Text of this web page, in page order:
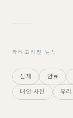
카테고리별 탐색
전체 안료
대안 사진 유리